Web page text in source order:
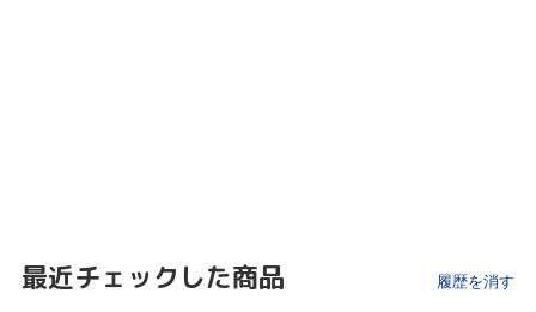
最近チェックした商品 履歴を消す